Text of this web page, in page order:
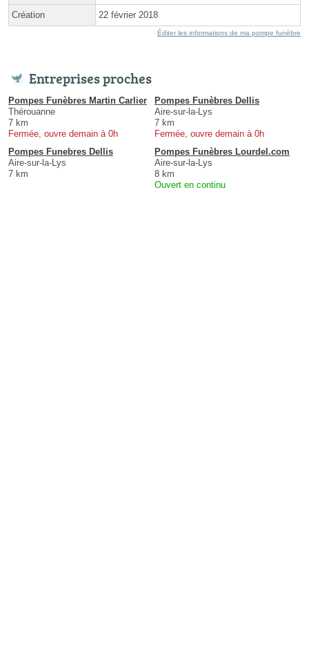
Création 22 février 2018
Éditer les informations de ma pompe funèbre
Entreprises proches
Pompes Funèbres Martin Carlier
Thérouanne
7 km
Fermée, ouvre demain à 0h
Pompes Funèbres Dellis
Aire-sur-la-Lys
7 km
Fermée, ouvre demain à 0h
Pompes Funebres Dellis
Aire-sur-la-Lys
7 km
Pompes Funèbres Lourdel.com
Aire-sur-la-Lys
8 km
Ouvert en continu